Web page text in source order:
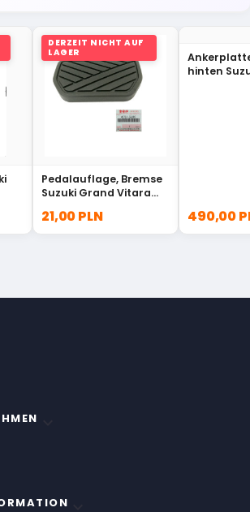
DERZEIT NICHT AUF
LAGER
Pedalauflage, Bremse
Suzuki Grand Vitara
58J10
21,00 PLN
hinten
490,00